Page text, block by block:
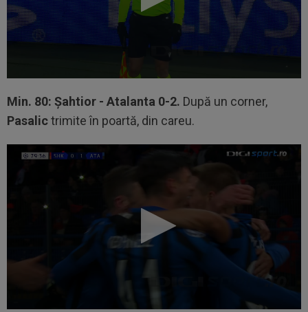
Min. 80: Șahtior - Atalanta 0-2. După un corner,
Pasalictrimite în poartă, din careu.